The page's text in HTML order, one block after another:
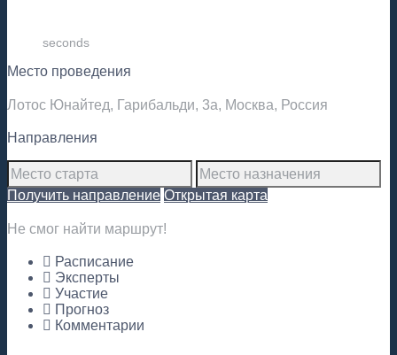
seconds
Место проведения
Лотос Юнайтед, Гарибальди, 3а, Москва, Россия
Направления
Получить направление Открытая карта
Не смог найти маршрут!
Расписание
Эксперты
Участие
Прогноз
Комментарии